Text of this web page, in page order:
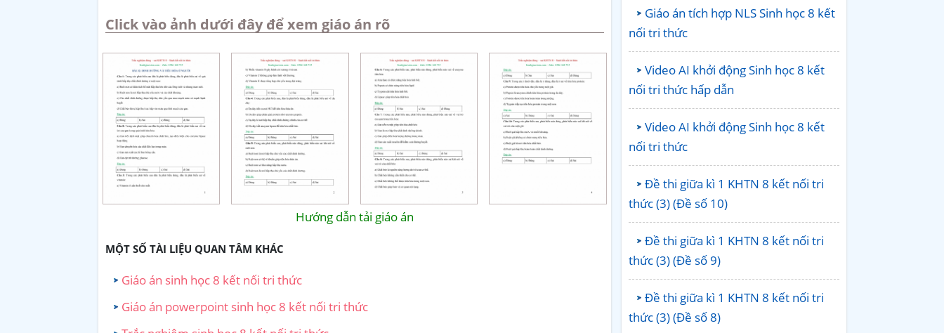
Click vào ảnh dưới đây để xem giáo án rõ
Hướng dẫn tải giáo án
MỘT SỐ TÀI LIỆU QUAN TÂM KHÁC
Giáo án sinh học 8 kết nối tri thức
Giáo án powerpoint sinh học 8 kết nối tri thức
Giáo án tích hợp NLS Sinh học 8 kết
nối tri thức
Video AI khởi động Sinh học 8 kết
nối tri thức hấp dẫn
Video AI khởi động Sinh học 8 kết
nối tri thức
Đề thi giữa kì 1 KHTN 8 kết nối tri
thức (3) (Đề số 10)
Đề thi giữa kì 1 KHTN 8 kết nối tri
thức (3) (Đề số 9)
Đề thi giữa kì 1 KHTN 8 kết nối tri
thức (3) (Đề số 8)